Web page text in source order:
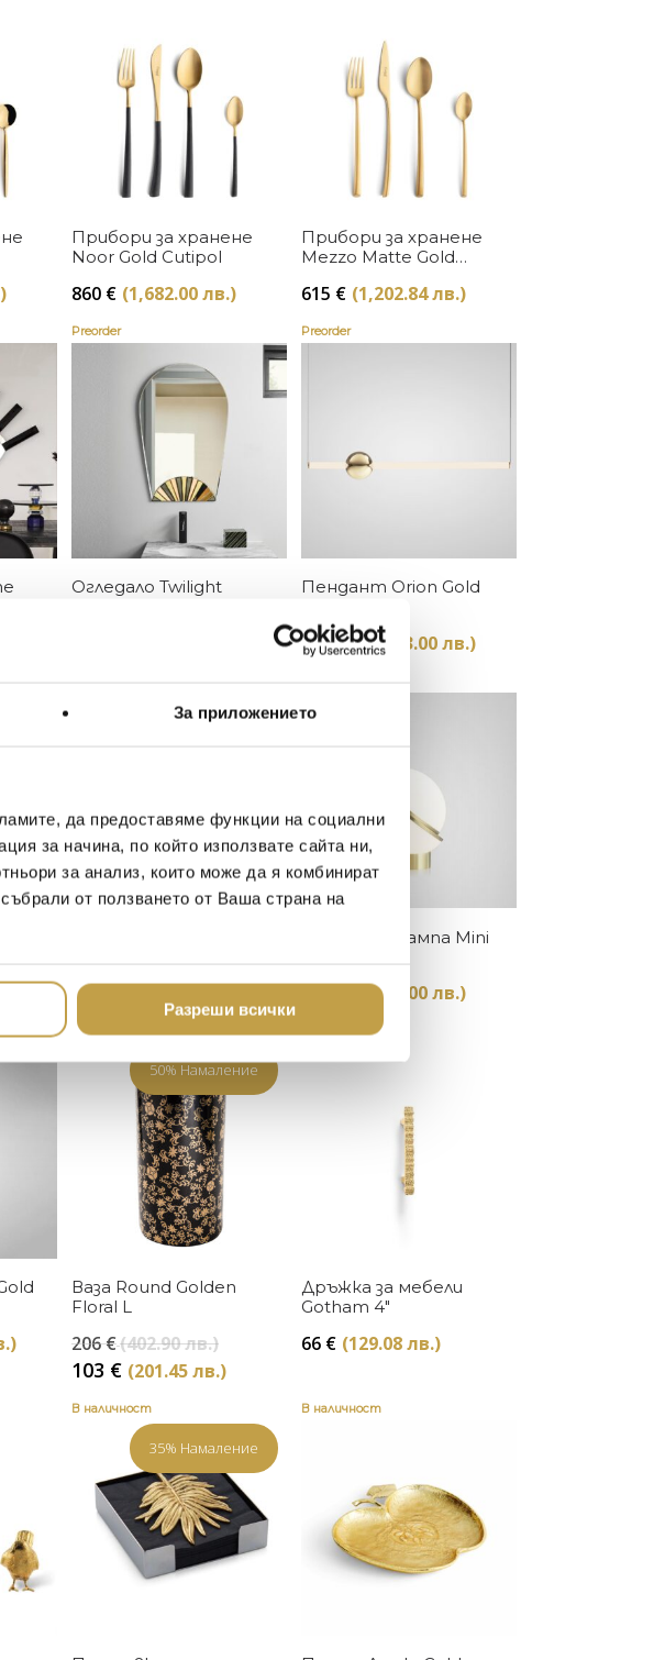
За приложението
да предоставяме функции на социални
за начина, по който използвате сайта ни,
за анализ, които може да я комбинират
от ползването от Ваша страна на
Разреши всички
Купи
Прибори за хранене
Noor Gold Cutipol
860 € (1,682.00 лв.)
Купи
Прибори за хранене
Mezzo Matte Gold
615 € (1,202.84 лв.)
Preorder
Купи
Огледало Twilight
Preorder
Купи
Пендант Orion Gold
1546€ (3,023.00 лв.)
Preorder
558
Preorder
Купи
Настолна лампа Mini
(1,724.00 лв.)
В наличност
50% Намаление
Купи
Ваза Round Golden
Floral L
206€(402.90 лв.)Original
price
(402.90
лв.).
103 € (201.45 лв.)Текущата
103 €
(201.45
лв.).
В наличност
Купи
Дръжка за мебели
Gotham 4″
66 € (129.08 лв.)
В наличност
35% Намаление
В наличност